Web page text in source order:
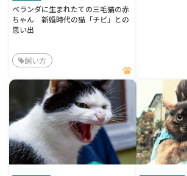
ベランダに生まれたての三毛猫の赤
ちゃん 新婚時代の猫「チビ」との
思い出
飼い方